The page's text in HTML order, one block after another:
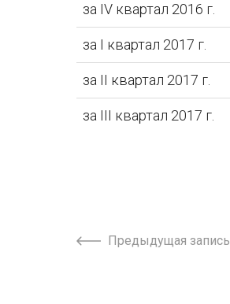
за IV квартал 2016 г.
за I квартал 2017 г.
за II квартал 2017 г.
за III квартал 2017 г.
Предыдущая запись